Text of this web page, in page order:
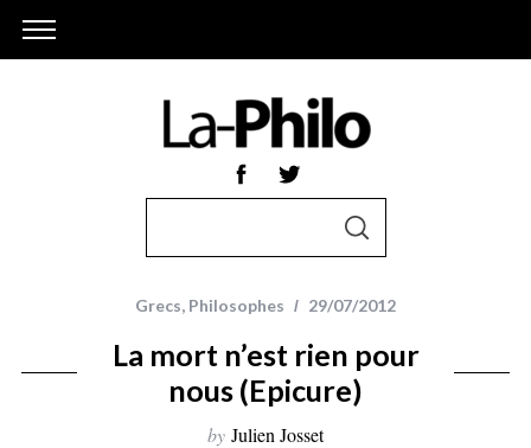
r
S
C
H
Grecs, Philosophes 29/07/2012
La mort n’est rien pour
nous (Epicure)
by Julien Josset